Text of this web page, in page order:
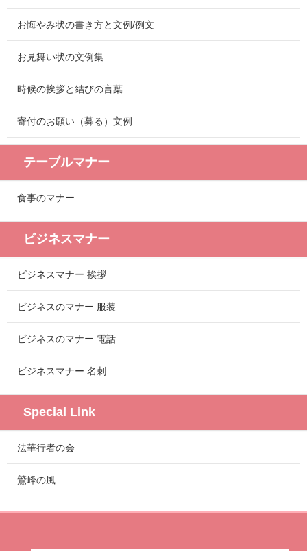
お悔やみ状の書き方と文例/例文
お見舞い状の文例集
時候の挨拶と結びの言葉
寄付のお願い（募る）文例
テーブルマナー
食事のマナー
ビジネスマナー
ビジネスマナー 挨拶
ビジネスのマナー 服装
ビジネスのマナー 電話
ビジネスマナー 名刺
Special Link
法華行者の会
鷲峰の風